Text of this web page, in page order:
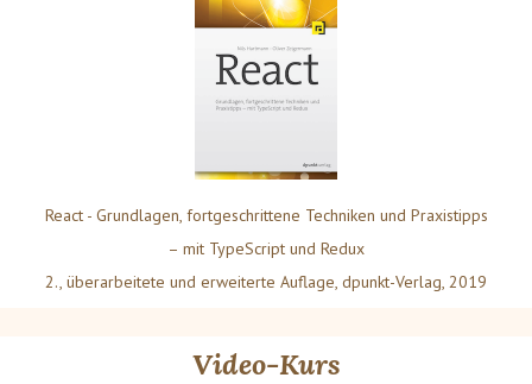
React - Grundlagen, fortgeschrittene Techniken und Praxistipps
– mit TypeScript und Redux
2., überarbeitete und erweiterte Auflage, dpunkt-Verlag, 2019
Video-Kurs